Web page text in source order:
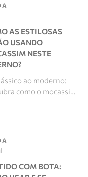
AS ESTILOSAS
USANDO
NESTE
ao moderno:
como o mocassi…
COM BOTA: